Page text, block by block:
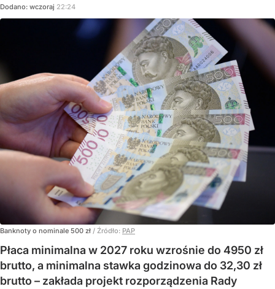
Dodano: wczoraj 22:24
Banknoty o nominale 500 zł / Źródło: PAP
Płaca minimalna w 2027 roku wzrośnie do 4950 zł
brutto, a minimalna stawka godzinowa do 32,30 zł
brutto – zakłada projekt rozporządzenia Rady